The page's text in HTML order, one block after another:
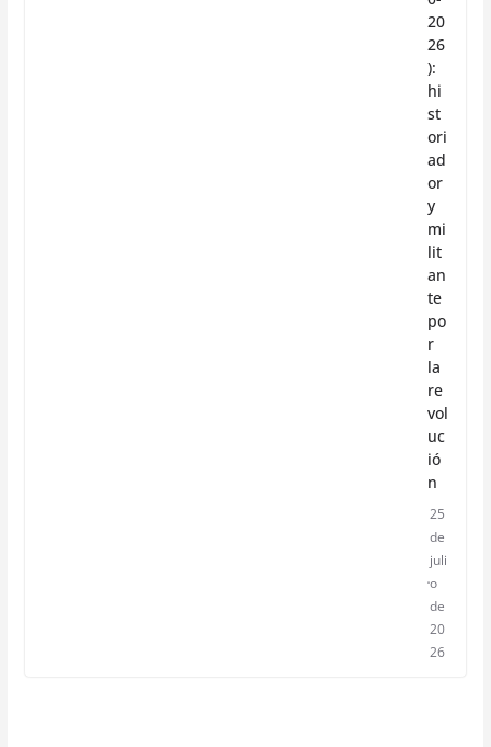
20
26
):
hi
st
ori
ad
or
y
mi
lit
an
te
po
r
la
re
vol
uc
ió
n
25
de
juli
o
de
20
26